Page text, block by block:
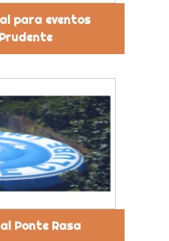
para eventos
Ponte Rasa